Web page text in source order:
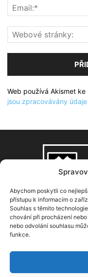
Abychom poskytli co
přístupu k informacím o
Souhlas s těmito
chování při procházení
nebo odvolání souhlasu
funkce.
Web používá Akismet
jsou zpracovávány